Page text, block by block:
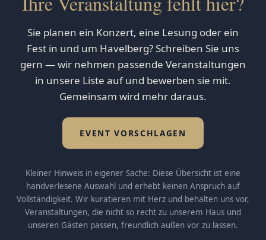
Sie planen ein Konzert, eine Lesung oder ein
Fest in und um Havelberg? Schreiben Sie uns
gern — wir nehmen passende Veranstaltungen
in unsere Liste auf und bewerben sie mit.
Gemeinsam wird mehr daraus.
EVENT VORSCHLAGEN
Kleiner Hinweis in eigener Sache: Diese Übersicht ist eine
handverlesene Auswahl und erhebt keinen Anspruch auf
Vollständigkeit. Wir kuratieren mit Herz und behalten uns vor,
Veranstaltungen, die nicht so recht zu unserem Haus und
unseren Gästen passen, freundlich außen vor zu lassen.